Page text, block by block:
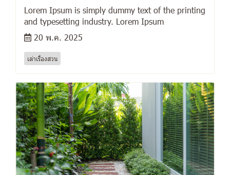
Lorem Ipsum is simply dummy text of the printing
and typesetting industry. Lorem Ipsum
20 พ.ค. 2025
เล่าเรื่องสวน